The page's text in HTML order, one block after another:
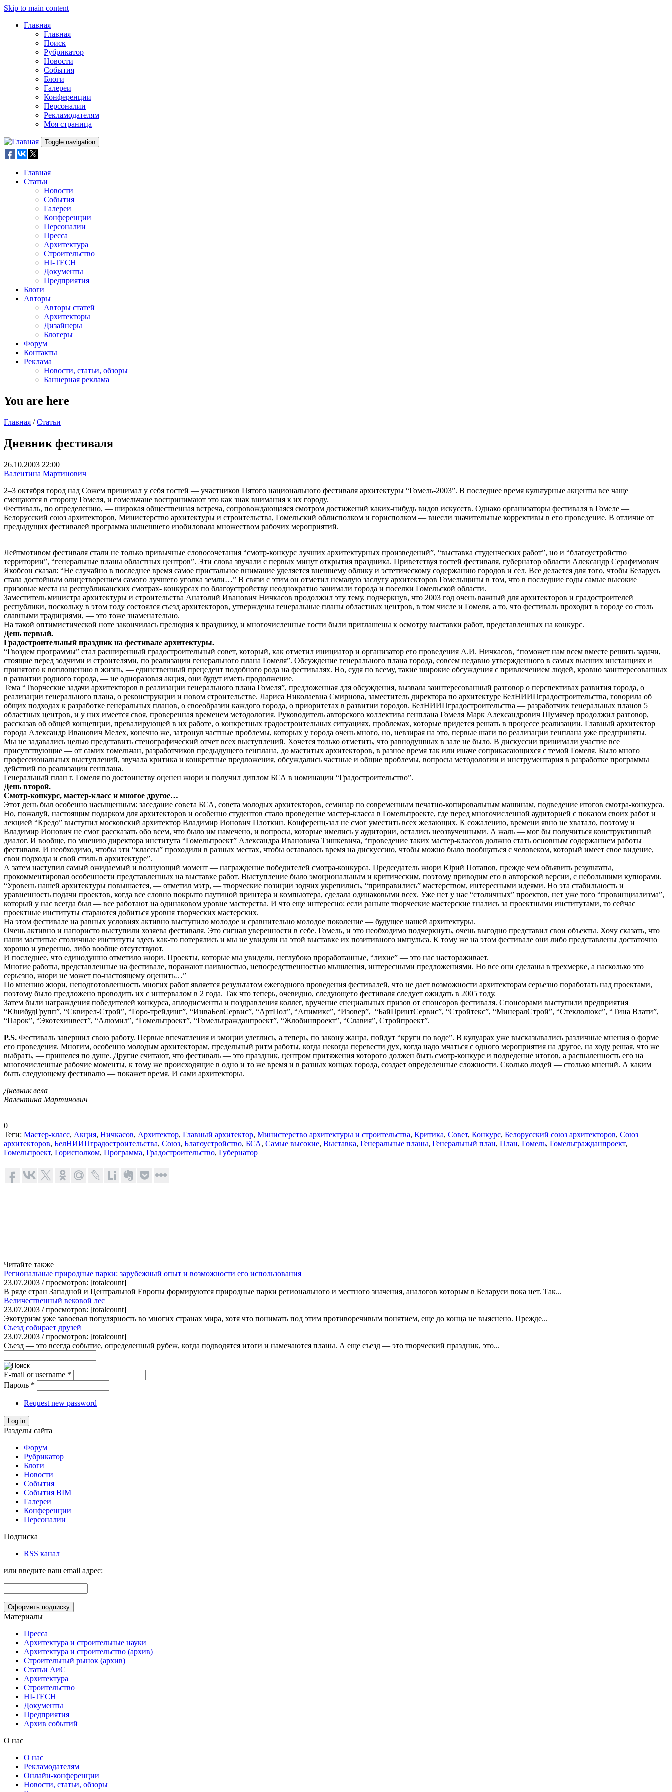
Skip to main content
Главная
Главная
Поиск
Рубрикатор
Новости
События
Блоги
Галереи
Конференции
Персоналии
Рекламодателям
Моя страница
Toggle navigation
Главная
Статьи
Новости
События
Галереи
Конференции
Персоналии
Пресса
Архитектура
Строительство
HI-TECH
Документы
Предприятия
Блоги
Авторы
Авторы статей
Архитекторы
Дизайнеры
Блогеры
Форум
Контакты
Реклама
Новости, статьи, обзоры
Баннерная реклама
You are here
Главная / Статьи
Дневник фестиваля
26.10.2003 22:00
Валентина Мартинович
2–3 октября город над Сожем принимал у себя гостей — участников Пятого национального фестиваля архитектуры “Гомель-2003”. В последнее время культурные акценты все чаще
смещаются в сторону Гомеля, и гомельчане воспринимают это как знак внимания к их городу.
Фестиваль, по определению, — широкая общественная встреча, сопровождающаяся смотром достижений каких-нибудь видов искусств. Однако организаторы фестиваля в Гомеле —
Белорусский союз архитекторов, Министерство архитектуры и строительства, Гомельский облисполком и горисполком — внесли значительные коррективы в его проведение. В отличие от
предыдущих фестивалей программа нынешнего изобиловала множеством рабочих мероприятий.
Лейтмотивом фестиваля стали не только привычные словосочетания “смотр-конкурс лучших архитектурных произведений”, “выставка студенческих работ”, но и “благоустройство
территории”, “генеральные планы областных центров”. Эти слова звучали с первых минут открытия праздника. Приветствуя гостей фестиваля, губернатор области Александр Серафимович
Якобсон сказал: “Не случайно в последнее время самое пристальное внимание уделяется внешнему облику и эстетическому содержанию городов и сел. Все делается для того, чтобы Беларусь
стала достойным олицетворением самого лучшего уголка земли…” В связи с этим он отметил немалую заслугу архитекторов Гомельщины в том, что в последние годы самые высокие
призовые места на республиканских смотрах- конкурсах по благоустройству неоднократно занимали города и поселки Гомельской области.
Заместитель министра архитектуры и строительства Анатолий Иванович Ничкасов продолжил эту тему, подчеркнув, что 2003 год очень важный для архитекторов и градостроителей
республики, поскольку в этом году состоялся съезд архитекторов, утверждены генеральные планы областных центров, в том числе и Гомеля, а то, что фестиваль проходит в городе со столь
славными традициями, — это тоже знаменательно.
На такой оптимистической ноте закончилась прелюдия к празднику, и многочисленные гости были приглашены к осмотру выставки работ, представленных на конкурс.
День первый.
Градостроительный праздник на фестивале архитектуры.
“Гвоздем программы” стал расширенный градостроительный совет, который, как отметил инициатор и организатор его проведения А.И. Ничкасов, “поможет нам всем вместе решить задачи,
стоящие перед зодчими и строителями, по реализации генерального плана Гомеля”. Обсуждение генерального плана города, совсем недавно утвержденного в самых высших инстанциях и
принятого к воплощению в жизнь, — единственный прецедент подобного рода на фестивалях. Но, судя по всему, такие широкие обсуждения с привлечением людей, кровно заинтересованных
в развитии родного города, — не одноразовая акция, они будут иметь продолжение.
Тема “Творческие задачи архитекторов в реализации генерального плана Гомеля”, предложенная для обсуждения, вызвала заинтересованный разговор о перспективах развития города, о
реализации генерального плана, о реконструкции и новом строительстве. Лариса Николаевна Смирнова, заместитель директора по архитектуре БелНИИПградостроительства, говорила об
общих подходах к разработке генеральных планов, о своеобразии каждого города, о приоритетах в развитии городов. БелНИИПградостроительства — разработчик генеральных планов 5
областных центров, и у них имеется своя, проверенная временем методология. Руководитель авторского коллектива генплана Гомеля Марк Александрович Шумячер продолжил разговор,
рассказав об общей концепции, превалирующей в их работе, о конкретных градостроительных ситуациях, проблемах, которые придется решать в процессе реализации. Главный архитектор
города Александр Иванович Мелех, конечно же, затронул частные проблемы, которых у города очень много, но, невзирая на это, первые шаги по реализации генплана уже предприняты.
Мы не задавались целью представить стенографический отчет всех выступлений. Хочется только отметить, что равнодушных в зале не было. В дискуссии принимали участие все
присутствующие — от самих гомельчан, разработчиков предыдущего генплана, до маститых архитекторов, в разное время так или иначе соприкасающихся с темой Гомеля. Было много
профессиональных выступлений, звучала критика и конкретные предложения, обсуждались частные и общие проблемы, вопросы методологии и инструментария в разработке программы
действий по реализации генплана.
Генеральный план г. Гомеля по достоинству оценен жюри и получил диплом БСА в номинации “Градостроительство”.
День второй.
Смотр-конкурс, мастер-класс и многое другое…
Этот день был особенно насыщенным: заседание совета БСА, совета молодых архитекторов, семинар по современным печатно-копировальным машинам, подведение итогов смотра-конкурса.
Но, пожалуй, настоящим подарком для архитекторов и особенно студентов стало проведение мастер-класса в Гомельпроекте, где перед многочисленной аудиторией с показом своих работ и
лекцией “Кредо” выступил московский архитектор Владимир Ионович Плоткин. Конференц-зал не смог уместить всех желающих. К сожалению, времени явно не хватало, поэтому и
Владимир Ионович не смог рассказать обо всем, что было им намечено, и вопросы, которые имелись у аудитории, остались неозвученными. А жаль — мог бы получиться конструктивный
диалог. И вообще, по мнению директора института “Гомельпроект” Александра Ивановича Тишкевича, “проведение таких мастер-классов должно стать основным содержанием работы
фестиваля. И необходимо, чтобы эти “классы” проходили в разных местах, чтобы оставалось время на дискуссию, чтобы можно было пообщаться с человеком, который имеет свое видение,
свои подходы и свой стиль в архитектуре”.
А затем наступил самый ожидаемый и волнующий момент — награждение победителей смотра-конкурса. Председатель жюри Юрий Потапов, прежде чем объявить результаты,
прокомментировал особенности представленных на выставке работ. Выступление было эмоциональным и критическим, поэтому приводим его в авторской версии, с небольшими купюрами.
“Уровень нашей архитектуры повышается, — отметил мэтр, — творческие позиции зодчих укрепились, “приправились” мастерством, интересными идеями. Но эта стабильность и
уравненность подачи проектов, когда все словно покрыто паутиной принтера и компьютера, сделала одинаковыми всех. Уже нет у нас “столичных” проектов, нет уже того “провинциализма”,
который у нас всегда был — все работают на одинаковом уровне мастерства. И что еще интересно: если раньше творческие мастерские гнались за проектными институтами, то сейчас
проектные институты стараются добиться уровня творческих мастерских.
На этом фестивале на равных условиях активно выступило молодое и сравнительно молодое поколение — будущее нашей архитектуры.
Очень активно и напористо выступили хозяева фестиваля. Это сигнал уверенности в себе. Гомель, и это необходимо подчеркнуть, очень выгодно представил свои объекты. Хочу сказать, что
наши маститые столичные институты здесь как-то потерялись и мы не увидели на этой выставке их позитивного импульса. К тому же на этом фестивале они либо представлены достаточно
хорошо и уверенно, либо вообще отсутствуют.
И последнее, что единодушно отметило жюри. Проекты, которые мы увидели, неглубоко проработанные, “лихие” — это нас настораживает.
Многие работы, представленные на фестивале, поражают наивностью, непосредственностью мышления, интересными предложениями. Но все они сделаны в трехмерке, а насколько это
серьезно, жюри не может по-настоящему оценить…”
По мнению жюри, неподготовленность многих работ является результатом ежегодного проведения фестивалей, что не дает возможности архитекторам серьезно поработать над проектами,
поэтому было предложено проводить их с интервалом в 2 года. Так что теперь, очевидно, следующего фестиваля следует ожидать в 2005 году.
Затем были награждения победителей конкурса, аплодисменты и поздравления коллег, вручение специальных призов от спонсоров фестиваля. Спонсорами выступили предприятия
“ЮнибудГрупп”, “Сквирел-Строй”, “Горо-трейдинг”, “ИнваБелСервис”, “АртПол”, “Апимикс”, “Изовер”, “БайПринтСервис”, “Стройтекс”, “МинералСтрой”, “Стеклолюкс”, “Тина Влати”,
“Парок”, “Экотехинвест”, “Алюмил”, “Гомельпроект”, “Гомельгражданпроект”, “Жлобинпроект”, “Славия”, Стройпроект”.
P.S. Фестиваль завершил свою работу. Первые впечатления и эмоции улеглись, а теперь, по закону жанра, пойдут “круги по воде”. В кулуарах уже высказывались различные мнения о форме
его проведения. Многим, особенно молодым архитекторам, предельный ритм работы, когда некогда перевести дух, когда надо мчаться с одного мероприятия на другое, на ходу решая, что же
выбрать, — пришелся по душе. Другие считают, что фестиваль — это праздник, центром притяжения которого должен быть смотр-конкурс и подведение итогов, а распыленность его на
многочисленные рабочие моменты, к тому же происходящие в одно и то же время и в разных концах города, создает определенные сложности. Сколько людей — столько мнений. А каким
быть следующему фестивалю — покажет время. И сами архитекторы.
Дневник вела
Валентина Мартинович
0
Теги: Мастер-класс, Акция, Ничкасов, Архитектор, Главный архитектор, Министерство архитектуры и строительства, Критика, Совет, Конкурс, Белорусский союз архитекторов, Союз
архитекторов, БелНИИПградостроительства, Союз, Благоустройство, БСА, Самые высокие, Выставка, Генеральные планы, Генеральный план, План, Гомель, Гомельгражданпроект,
Гомельпроект, Горисполком, Программа, Градостроительство, Губернатор
Читайте также
Региональные природные парки: зарубежный опыт и возможности его использования
23.07.2003 / просмотров: [totalcount]
В ряде стран Западной и Центральной Европы формируются природные парки регионального и местного значения, аналогов которым в Беларуси пока нет. Так...
Величественный вековой лес
23.07.2003 / просмотров: [totalcount]
Экотуризм уже завоевал популярность во многих странах мира, хотя что понимать под этим противоречивым понятием, еще до конца не выяснено. Прежде...
Съезд собирает друзей
23.07.2003 / просмотров: [totalcount]
Съезд — это всегда событие, определенный рубеж, когда подводятся итоги и намечаются планы. А еще съезд — это творческий праздник, это...
E-mail or username *
Пароль *
Request new password
Log in
Разделы сайта
Форум
Рубрикатор
Блоги
Новости
События
События BIM
Галереи
Конференции
Персоналии
Подписка
RSS канал
или введите ваш email адрес:
Материалы
Пресса
Архитектура и строительные науки
Архитектура и строительство (архив)
Строительный рынок (архив)
Статьи АиС
Архитектура
Строительство
HI-TECH
Документы
Предприятия
Архив событий
О нас
О нас
Рекламодателям
Онлайн-конференции
Новости, статьи, обзоры